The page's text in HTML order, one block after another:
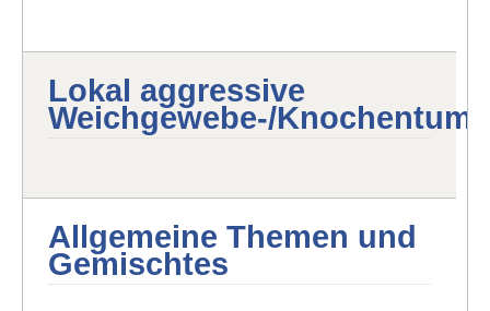
Lokal aggressive
Weichgewebe-/
Allgemeine Themen und
Gemischtes